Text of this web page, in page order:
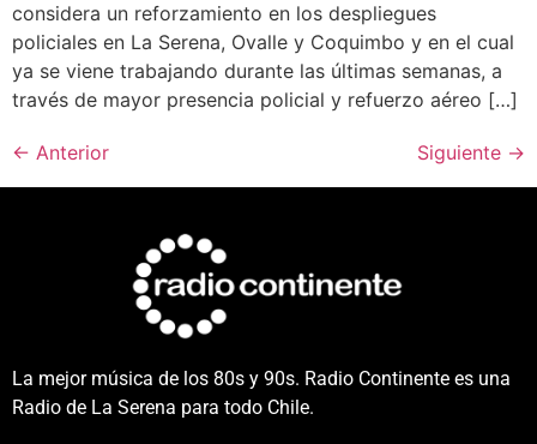
considera un reforzamiento en los despliegues
policiales en La Serena, Ovalle y Coquimbo y en el cual
ya se viene trabajando durante las últimas semanas, a
través de mayor presencia policial y refuerzo aéreo […]
← Anterior Siguiente →
La mejor música de los 80s y 90s. Radio Continente es una
Radio de La Serena para todo Chile.